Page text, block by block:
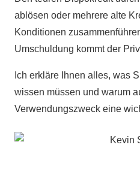
ablösen oder mehrere alte
Konditionen
Umschuldung kommt der
Ich erkläre Ihnen alles, was
wissen müssen und warum
Verwendungszweck eine